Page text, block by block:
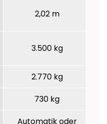
2,02 m
3.500 kg
2.770 kg
730 kg
Automatik oder